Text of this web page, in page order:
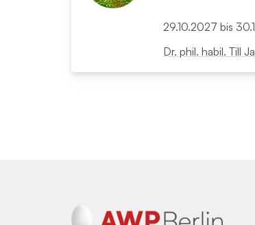
29.10.2027 bis
Dr. phil. habil. Till